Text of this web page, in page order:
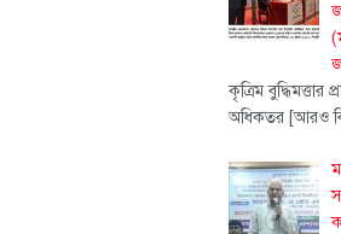
কৃত্রিম
অধিকতর [আরও